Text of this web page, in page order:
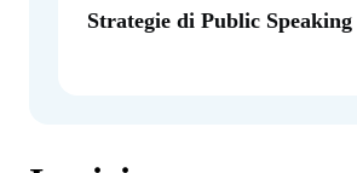
Strategie di Public Speaking